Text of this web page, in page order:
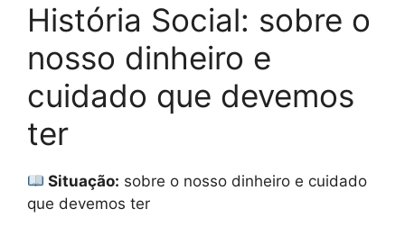
História Social: sobre o
nosso dinheiro e
cuidado que devemos
ter
Situação: sobre o nosso dinheiro e cuidado
que devemos ter